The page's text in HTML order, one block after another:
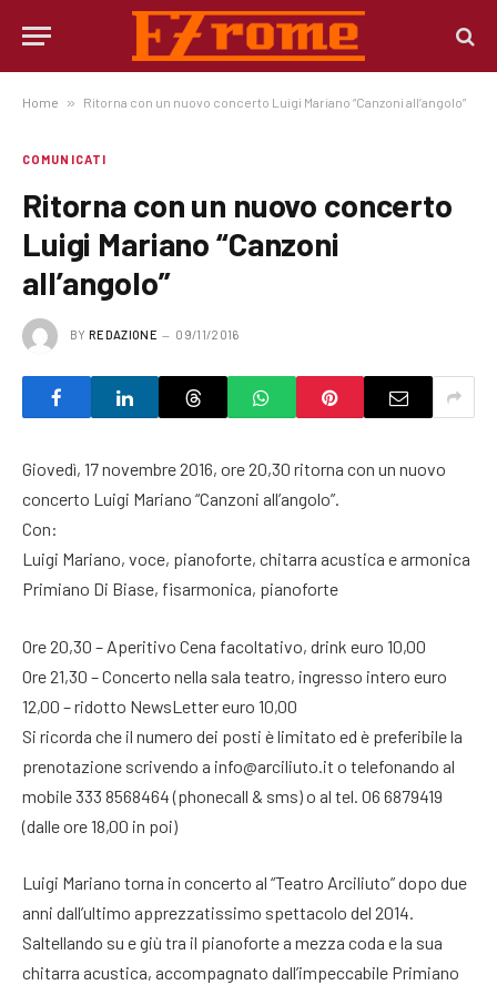
Home » Ritorna con un nuovo concerto Luigi Mariano “Canzoni all’angolo”
COMUNICATI
Ritorna con un nuovo concerto
Luigi Mariano “Canzoni
all’angolo”
BY REDAZIONE 09/11/2016
Giovedì, 17 novembre 2016, ore 20,30 ritorna con un nuovo
concerto Luigi Mariano “Canzoni all’angolo”.
Con:
Luigi Mariano, voce, pianoforte, chitarra acustica e armonica
Primiano Di Biase, fisarmonica, pianoforte
Ore 20,30 – Aperitivo Cena facoltativo, drink euro 10,00
Ore 21,30 – Concerto nella sala teatro, ingresso intero euro
12,00 – ridotto NewsLetter euro 10,00
Si ricorda che il numero dei posti è limitato ed è preferibile la
prenotazione scrivendo a info@arciliuto.it o telefonando al
mobile 333 8568464 (phonecall & sms) o al tel. 06 6879419
(dalle ore 18,00 in poi)
Luigi Mariano torna in concerto al “Teatro Arciliuto” dopo due
anni dall’ultimo apprezzatissimo spettacolo del 2014.
Saltellando su e giù tra il pianoforte a mezza coda e la sua
chitarra acustica, accompagnato dall’impeccabile Primiano